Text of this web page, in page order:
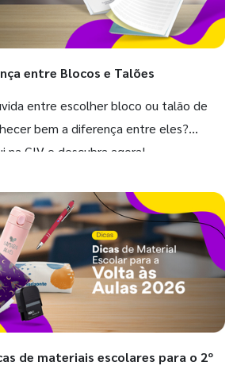
entre Blocos e Talões
entre escolher bloco ou talão de
bem a diferença entre eles?
na GIV e descubra agora!
de materiais escolares para o 2º